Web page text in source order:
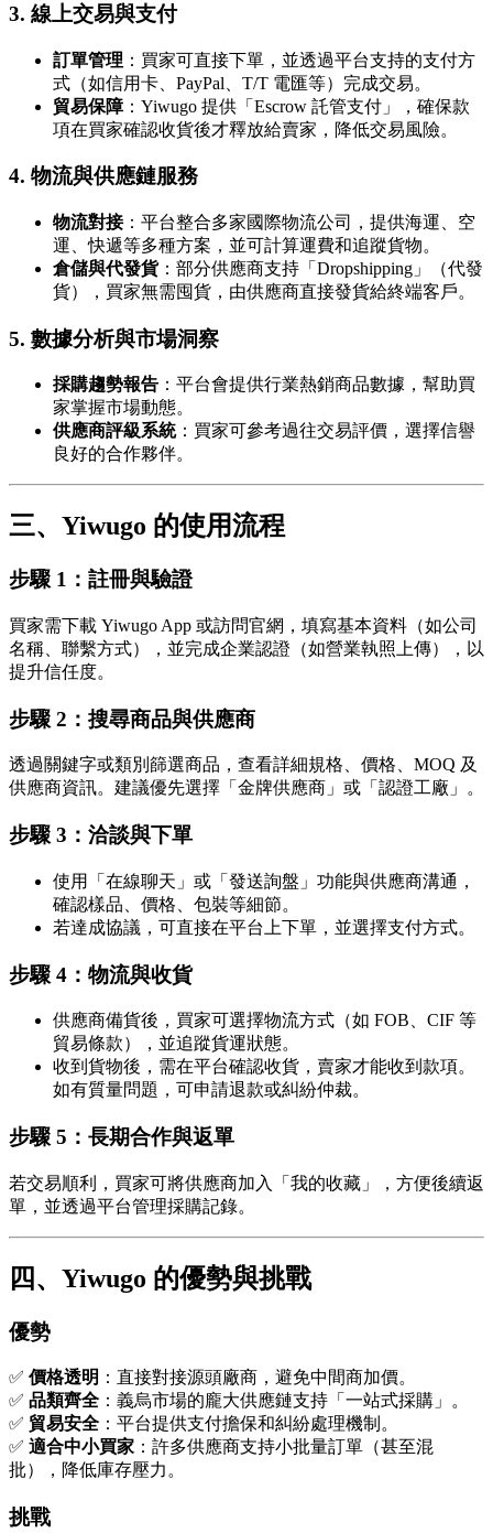
3. 線上交易與支付
訂單管理 ：買家可直接下單，並透過平台支持的支付方
式（如信用卡、PayPal、T/T 電匯等）完成交易。
貿易保障：Yiwugo 提供「Escrow 託管支付」，確保款
項在買家確認收貨後才釋放給賣家，降低交易風險。
4. 物流與供應鏈服務
物流對接：平台整合多家國際物流公司，提供海運、空
運、快遞等多種方案，並可計算運費和追蹤貨物。
倉儲與代發貨：部分供應商支持「Dropshipping」（代發
貨），買家無需囤貨，由供應商直接發貨給終端客戶。
5. 數據分析與市場洞察
採購趨勢報告 ：平台會提供行業熱銷商品數據，幫助買
家掌握市場動態。
供應商評級系統：買家可參考過往交易評價，選擇信譽
良好的合作夥伴。
三、Yiwugo 的使用流程
步驟 1：註冊與驗證
買家需下載 Yiwugo App 或訪問官網，填寫基本資料（如公司
名稱、聯繫方式），並完成企業認證（如營業執照上傳），以
提升信任度。
步驟 2：搜尋商品與供應商
透過關鍵字或類別篩選商品，查看詳細規格、價格、MOQ 及
供應商資訊。建議優先選擇「金牌供應商」或「認證工廠」。
步驟 3：洽談與下單
使用「在線聊天」或「發送詢盤」功能與供應商溝通，
確認樣品、價格、包裝等細節。
若達成協議，可直接在平台上下單，並選擇支付方式。
步驟 4：物流與收貨
供應商備貨後，買家可選擇物流方式（如 FOB、CIF 等
貿易條款），並追蹤貨運狀態。
收到貨物後，需在平台確認收貨，賣家才能收到款項。
如有質量問題，可申請退款或糾紛仲裁。
步驟 5：長期合作與返單
若交易順利，買家可將供應商加入「我的收藏」，方便後續返
單，並透過平台管理採購記錄。
四、Yiwugo 的優勢與挑戰
優勢
✅ 價格透明 ：直接對接源頭廠商，避免中間商加價。
✅ 品類齊全 ：義烏市場的龐大供應鏈支持「一站式採購」。
✅ 貿易安全 ：平台提供支付擔保和糾紛處理機制。
✅ 適合中小買家 ：許多供應商支持小批量訂單（甚至混
批），降低庫存壓力。
挑戰